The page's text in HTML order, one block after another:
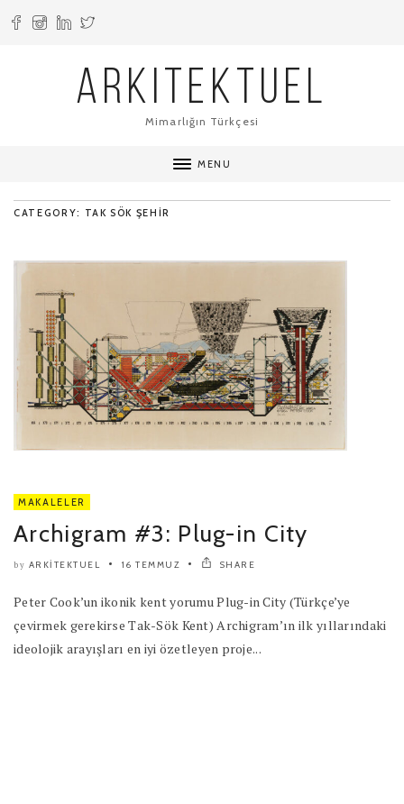
ARKITEKTUEL
Mimarlığın Türkçesi
MENU
CATEGORY: TAK SÖK ŞEHIR
MAKALELER
Archigram #3: Plug-in City
by ARKITEKTUEL 16 TEMMUZ SHARE
Peter Cook’un ikonik kent yorumu Plug-in City (Türkçe’ye
çevirmek gerekirse Tak-Sök Kent) Archigram’ın ilk yıllarındaki
ideolojik arayışları en iyi özetleyen proje...